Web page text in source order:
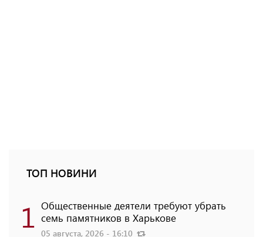
ТОП НОВИНИ
1 Общественные деятели требуют убрать
семь памятников в Харькове
05 августа, 2026 - 16:10